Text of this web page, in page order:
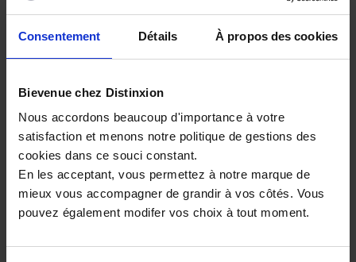
Consentement Détails À propos des cookies
Bievenue chez Distinxion
Nous accordons beaucoup d'importance à votre
satisfaction et menons notre politique de gestions des
cookies dans ce souci constant.
En les acceptant, vous permettez à notre marque de
mieux vous accompagner de grandir à vos côtés. Vous
pouvez également modifer vos choix à tout moment.
Dacia BIGSTER essence
Dacia SANDERO STEPWAY essence
Dacia SANDERO essence
Choisissez votre DACIA ESSENCE selon
sa boîte de vitesses
Dacia essence à boîte manuelle
Tous nos véhicules d’occasion